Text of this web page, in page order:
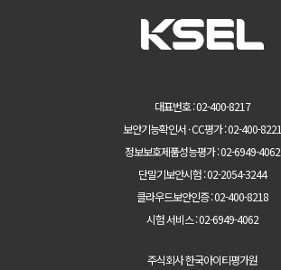
대표번호 : 02-400-8217
보안기능확인서 · CC평가 : 02-400-8221
정보보호제품성능평가 : 02-6949-4062
단말기보안시험 : 02-2054-3244
클라우드보안인증 : 02-400-8218
시험 서비스 : 02-6949-4062
주식회사 한국아이티평가원